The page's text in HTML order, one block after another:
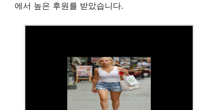
에서 높은 후원를 받았습니다.